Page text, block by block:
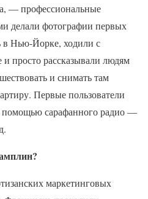
— профессиональные
делали фотографии первых
в Нью-Йорке, ходили с
просто рассказывали людям
и снимать там
Первые пользователи
помощью сарафанного радио —
маркетинговых